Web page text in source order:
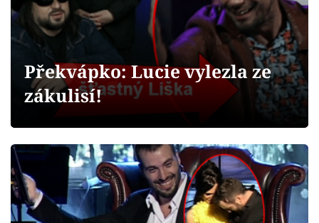
Videa
Sledujte prima+
Přihlášení
Sledujte nás
Překvápko: Lucie vylezla ze
zákulisí!